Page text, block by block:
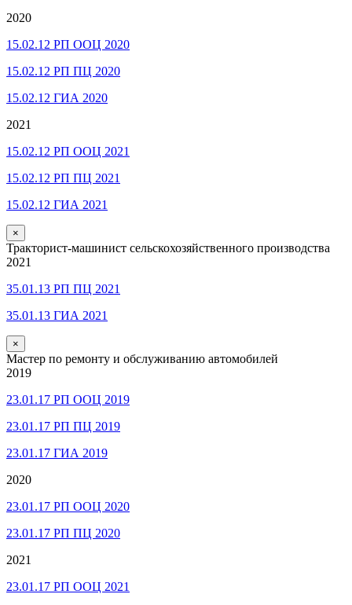
2020
15.02.12 РП ООЦ 2020
15.02.12 РП ПЦ 2020
15.02.12 ГИА 2020
2021
15.02.12 РП ООЦ 2021
15.02.12 РП ПЦ 2021
15.02.12 ГИА 2021
×
Тракторист-машинист сельскохозяйственного производства
2021
35.01.13 РП ПЦ 2021
35.01.13 ГИА 2021
×
Мастер по ремонту и обслуживанию автомобилей
2019
23.01.17 РП ООЦ 2019
23.01.17 РП ПЦ 2019
23.01.17 ГИА 2019
2020
23.01.17 РП ООЦ 2020
23.01.17 РП ПЦ 2020
2021
23.01.17 РП ООЦ 2021